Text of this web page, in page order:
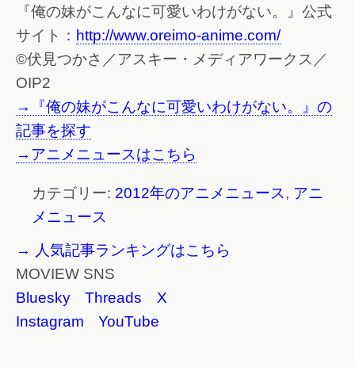
『俺の妹がこんなに可愛いわけがない。』公式
サイト： http://www.oreimo-anime.com/
©伏見つかさ／アスキー・メディアワークス／
OIP2
→『俺の妹がこんなに可愛いわけがない。』の
記事を探す
→アニメニュースはこちら
カテゴリー: 2012年のアニメニュース, アニ
メニュース
→ 人気記事ランキングはこちら
MOVIEW SNS
Bluesky
Threads
X
Instagram
YouTube